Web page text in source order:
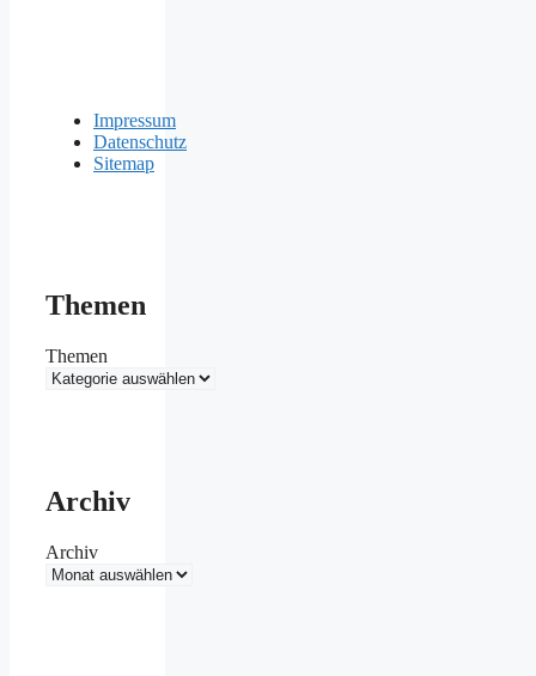
Impressum
Datenschutz
Sitemap
Themen
Themen
Archiv
Archiv